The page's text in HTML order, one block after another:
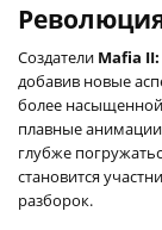
Создатели Mafia
добавив новые
более
плавные
глубже
становится
разборок.